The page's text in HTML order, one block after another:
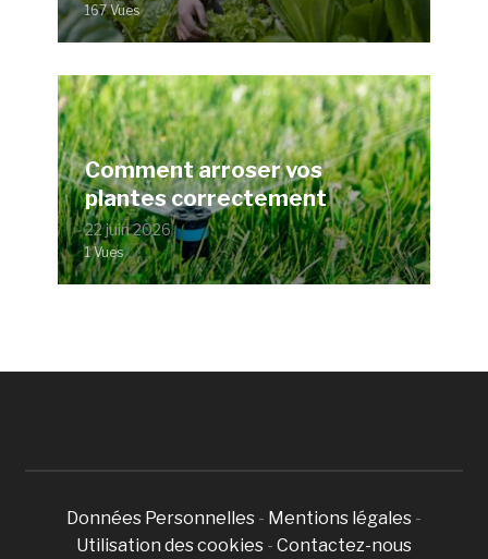
167 Vues
Comment arroser vos
plantes correctement
22 juin 2026
1 Vues
Données Personnelles - Mentions légales -
Utilisation des cookies - Contactez-nous